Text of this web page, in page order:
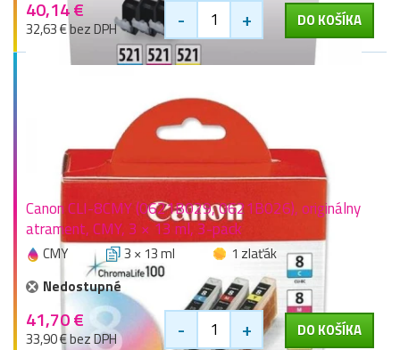
40,14 €
32,63 € bez DPH - + DO KOŠÍKA
Canon CLI-8CMY (0621B029, 0621B026), originálny
atrament, CMY, 3 × 13 ml, 3-pack
CMY 3 × 13 ml
1 zlaťák
Nedostupné
41,70 €
33,90 € bez DPH - + DO KOŠÍKA